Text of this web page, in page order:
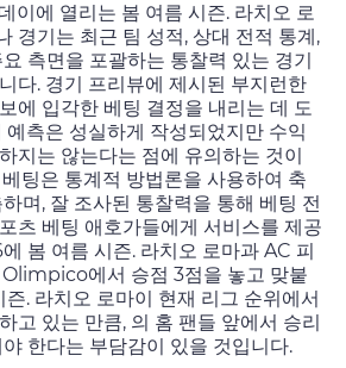
이에 열리는 봄 여름 시즌. 라치오 로
경기는 최근 팀 성적, 상대 전적 통계,
측면을 포괄하는 통찰력 있는 경기
다. 경기 프리뷰에 제시된 부지런한
에 입각한 베팅 결정을 내리는 데 도
예측은 성실하게 작성되었지만 수익
지는 않는다는 점에 유의하는 것이
팅은 통계적 방법론을 사용하여 축
며, 잘 조사된 통찰력을 통해 베팅 전
츠 베팅 애호가들에게 서비스를 제공
에 봄 여름 시즌. 라치오 로마과 AC 피
에서 승점 3점을 놓고 맞붙
. 라치오 로마이 현재 리그 순위에서
고 있는 만큼, 의 홈 팬들 앞에서 승리
한다는 부담감이 있을 것입니다.